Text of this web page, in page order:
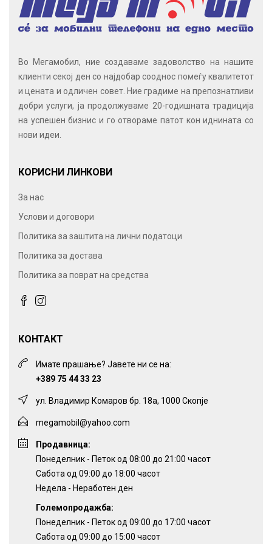
Во Мегамобил, ние создаваме задоволство на нашите
клиенти секој ден со најдобар сооднос помеѓу квалитетот
и цената и одличен совет. Ние градиме на препознатливи
добри услуги, ја продолжуваме 20-годишната традиција
на успешен бизнис и го отвораме патот кон иднината со
нови идеи.
КОРИСНИ ЛИНКОВИ
За нас
Услови и договори
Политика за заштита на лични податоци
Политика за достава
Политика за поврат на средства
КОНТАКТ
Имате прашање? Јавете ни се на:
+389 75 44 33 23
ул. Владимир Комаров бр. 18а, 1000 Скопје
megamobil@yahoo.com
Продавница:
Понеделник - Петок од 08:00 до 21:00 часот
Сабота од 09:00 до 18:00 часот
Недела - Неработен ден
Големопродажба:
Понеделник - Петок од 09:00 до 17:00 часот
Сабота од 09:00 до 15:00 часот